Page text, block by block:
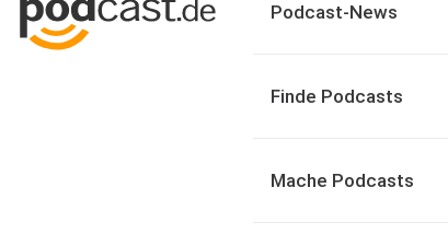
Podcast-News
Finde Podcasts
Mache Podcasts